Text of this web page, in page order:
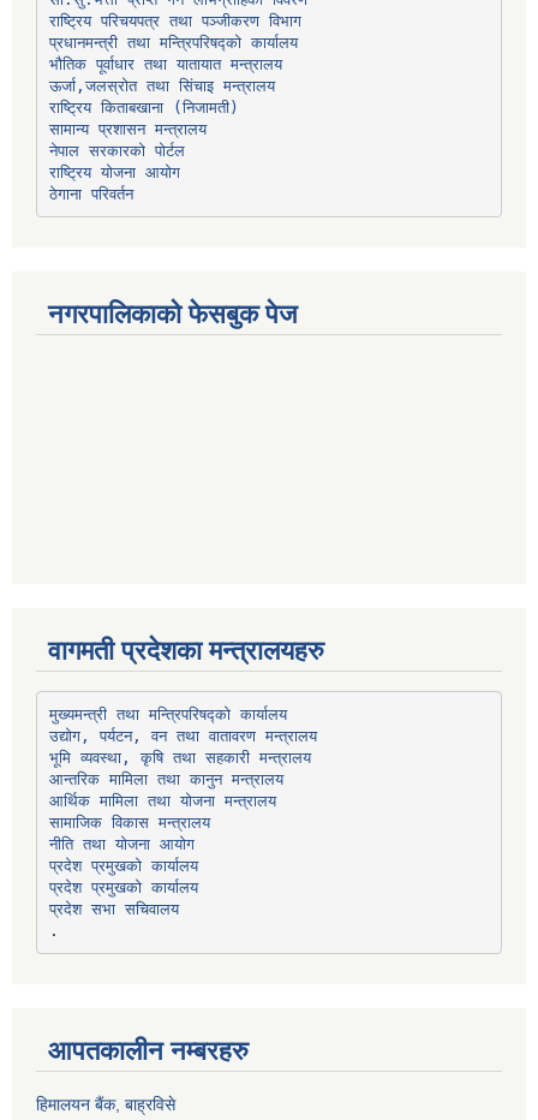
राष्ट्रिय परिचयपत्र तथा पञ्‍जीकरण विभाग
प्रधानमन्त्री तथा मन्त्रिपरिषद्को कार्यालय
भौतिक पूर्वाधार तथा यातायात मन्त्रालय
ऊर्जा,जलस्रोत तथा सिंचाइ मन्त्रालय
सामान्य प्रशासन मन्त्रालय
नेपाल सरकारको पोर्टल
राष्ट्रिय योजना आयोग
ठेगाना परिवर्तन
नगरपालिकाको फेसबुक पेज
वागमती प्रदेशका मन्त्रालयहरु
मुख्यमन्त्री तथा मन्त्रिपरिषद्को कार्यालय
उद्योग, पर्यटन, वन तथा वातावरण मन्त्रालय
भूमि व्यवस्था, कृषि तथा सहकारी मन्त्रालय
आन्तरिक मामिला तथा कानुन मन्त्रालय
आर्थिक मामिला तथा योजना मन्त्रालय
सामाजिक विकास मन्त्रालय
नीति तथा योजना आयोग
प्रदेश प्रमुखको कार्यालय
प्रदेश प्रमुखको कार्यालय
प्रदेश सभा सचिवालय
आपतकालीन नम्बरहरु
हिमालयन बैंक, बाह्रविसे